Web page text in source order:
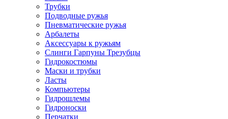
Трубки
Подводные ружья
Пневматические ружья
Арбалеты
Аксессуары к ружьям
Слинги Гарпуны Трезубцы
Гидрокостюмы
Маски и трубки
Ласты
Компьютеры
Гидрошлемы
Гидроноски
Перчатки